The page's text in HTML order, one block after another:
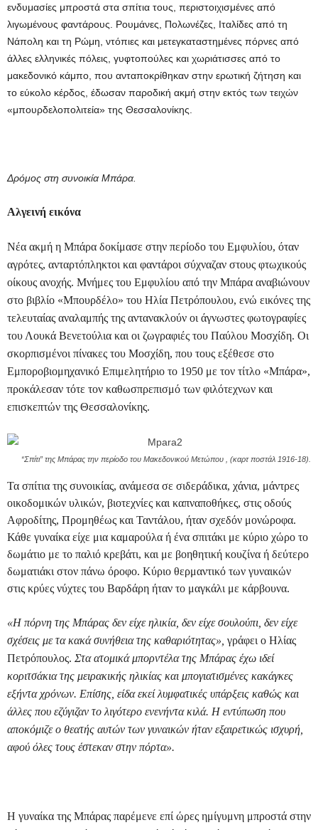
ενδυμασίες μπροστά στα σπίτια τους, περιστοιχισμένες από
λιγωμένους φαντάρους. Ρουμάνες, Πολωνέζες, Ιταλίδες από τη
Νάπολη και τη Ρώμη, ντόπιες και μετεγκαταστημένες πόρνες από
άλλες ελληνικές πόλεις, γυφτοπούλες και χωριάτισσες από το
μακεδονικό κάμπο, που ανταποκρίθηκαν στην ερωτική ζήτηση και
το εύκολο κέρδος, έδωσαν παροδική ακμή στην εκτός των τειχών
«μπουρδελοπολιτεία» της Θεσσαλονίκης.
Δρόμος στη συνοικία Μπάρα.
Αλγεινή εικόνα
Νέα ακμή η Μπάρα δοκίμασε στην περίοδο του Εμφυλίου, όταν
αγρότες, ανταρτόπληκτοι και φαντάροι σύχναζαν στους φτωχικούς
οίκους ανοχής. Μνήμες του Εμφυλίου από την Μπάρα αναβιώνουν
στο βιβλίο «Μπουρδέλο» του Ηλία Πετρόπουλου, ενώ εικόνες της
τελευταίας αναλαμπής της αντανακλούν οι άγνωστες φωτογραφίες
του Λουκά Βενετούλια και οι ζωγραφιές του Παύλου Μοσχίδη. Οι
σκορπισμένοι πίνακες του Μοσχίδη, που τους εξέθεσε στο
Εμποροβιομηχανικό Επιμελητήριο το 1950 με τον τίτλο «Μπάρα»,
προκάλεσαν τότε τον καθωσπρεπισμό των φιλότεχνων και
επισκεπτών της Θεσσαλονίκης.
“Σπίτι” της Μπάρας την περίοδο του Μακεδονικού Μετώπου , (καρτ ποστάλ 1916-18).
Τα σπίτια της συνοικίας, ανάμεσα σε σιδεράδικα, χάνια, μάντρες
οικοδομικών υλικών, βιοτεχνίες και καπναποθήκες, στις οδούς
Αφροδίτης, Προμηθέως και Ταντάλου, ήταν σχεδόν μονώροφα.
Κάθε γυναίκα είχε μια καμαρούλα ή ένα σπιτάκι με κύριο χώρο το
δωμάτιο με το παλιό κρεβάτι, και με βοηθητική κουζίνα ή δεύτερο
δωματιάκι στον πάνω όροφο. Κύριο θερμαντικό των γυναικών
στις κρύες νύχτες του Βαρδάρη ήταν το μαγκάλι με κάρβουνα.
«Η πόρνη της Μπάρας δεν είχε ηλικία, δεν είχε σουλούπι, δεν είχε
σχέσεις με τα κακά συνήθεια της καθαριότητας», γράφει ο Ηλίας
Πετρόπουλος. Στα ατομικά μπορντέλα της Μπάρας έχω ιδεί
κοριτσάκια της μειρακικής ηλικίας και μπογιατισμένες κακάγκες
εξήντα χρόνων. Επίσης, είδα εκεί λυμφατικές υπάρξεις καθώς και
άλλες που εζύγιζαν το λιγότερο ενενήντα κιλά. Η εντύπωση που
αποκόμιζε ο θεατής αυτών των γυναικών ήταν εξαιρετικώς ισχυρή,
αφού όλες τους έστεκαν στην πόρτα».
Η γυναίκα της Μπάρας παρέμενε επί ώρες ημίγυμνη μπροστά στην